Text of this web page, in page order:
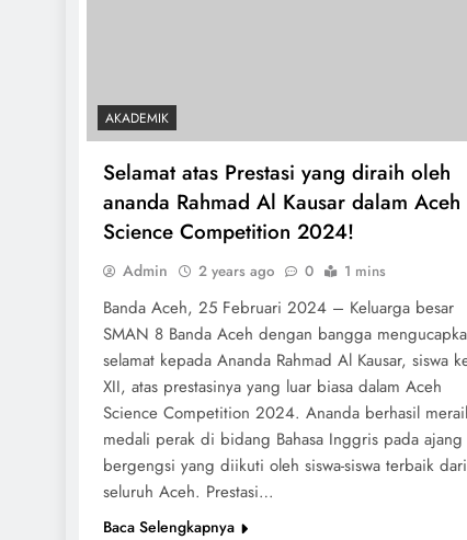
AKADEMIK
Selamat atas Prestasi yang diraih oleh
ananda Rahmad Al Kausar dalam Aceh
Science Competition 2024!
Admin 2 years ago 0 1 mins
Banda Aceh, 25 Februari 2024 – Keluarga besar
SMAN 8 Banda Aceh dengan bangga
selamat kepada Ananda Rahmad Al Kausar, siswa
XII, atas prestasinya yang luar biasa dalam Aceh
Science Competition 2024. Ananda berhasil
medali perak di bidang Bahasa Inggris pada ajang
bergengsi yang diikuti oleh siswa-siswa terbaik dari
seluruh Aceh. Prestasi…
Baca Selengkapnya